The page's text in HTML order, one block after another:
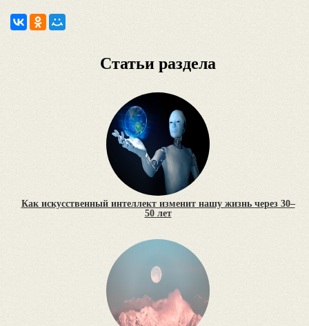
Статьи раздела
Как искусственный интеллект изменит нашу жизнь через 30–
50 лет